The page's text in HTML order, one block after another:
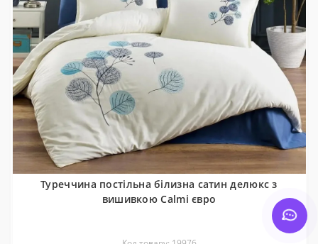
Туреччина постільна білизна сатин делюкс з
вишивкою Calmi євро